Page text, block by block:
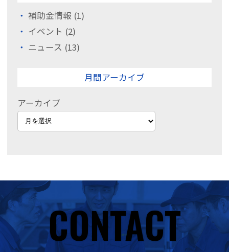
補助金情報 (1)
イベント (2)
ニュース (13)
月間アーカイブ
アーカイブ
CONTACT
CONTACT